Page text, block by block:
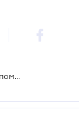
У Держпродспоживслужбі пропонують допомогу бізнесу в підготовці до нових процедур держнагляду